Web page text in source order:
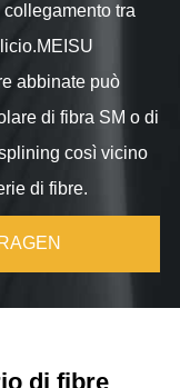
tra
abbinate può
di fibra SM o di
così vicino
di fibre.
di fibre